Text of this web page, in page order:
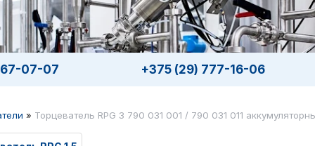
07-07 +375 (29) 777-16-06
» Торцеватель RPG 3 790 031 001 / 790 031 011